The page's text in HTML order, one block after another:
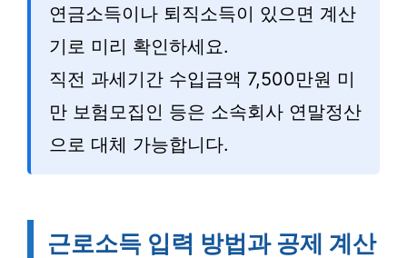
연금소득이나 퇴직소득이 있으면 계산
기로 미리 확인하세요.
직전 과세기간 수입금액 7,500만원 미
만 보험모집인 등은 소속회사 연말정산
으로 대체 가능합니다.
근로소득 입력 방법과 공제 계산